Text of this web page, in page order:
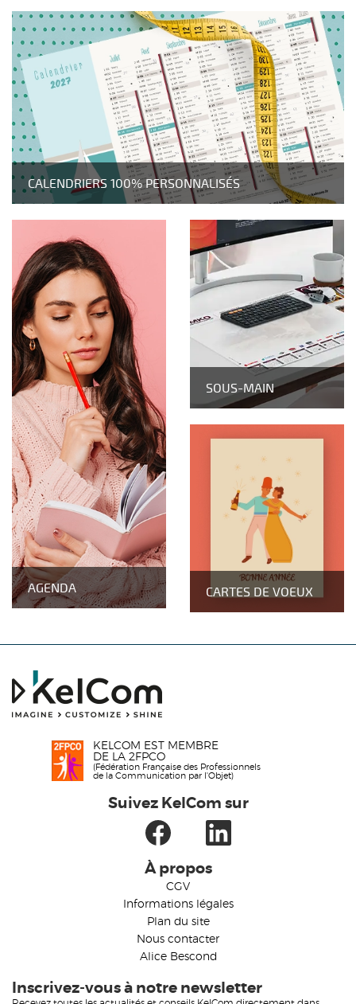
CALENDRIERS 100% PERSONNALISÉS
AGENDA
SOUS-MAIN
CARTES DE VOEUX
KELCOM EST MEMBRE
DE LA 2FPCO
(Fédération Française des Professionnels
de la Communication par l'Objet)
Suivez KelCom sur
À propos
CGV
Informations légales
Plan du site
Nous contacter
Alice Bescond
Inscrivez-vous à notre newsletter